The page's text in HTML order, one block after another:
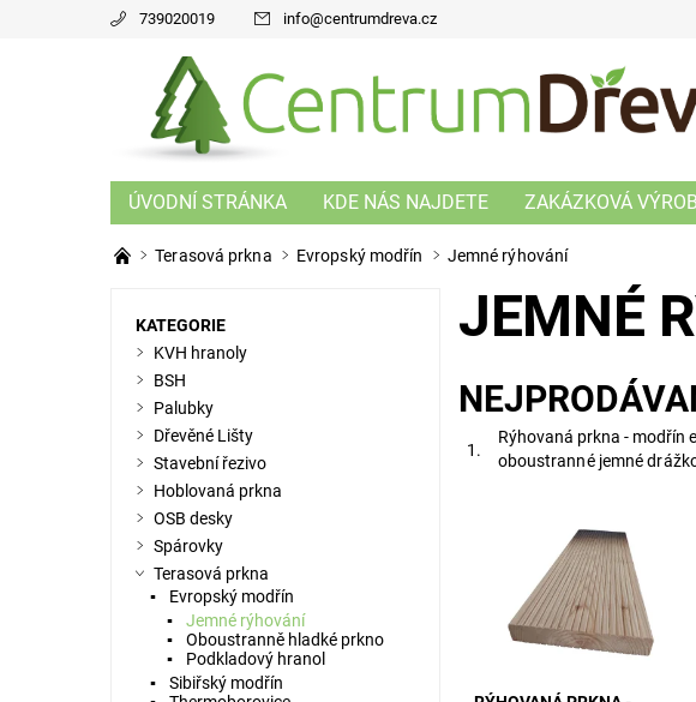
739020019 info@centrumdreva.cz
ÚVODNÍ STRÁNKA KDE NÁS NAJDETE ZAKÁZKOVÁ
Terasová prkna Evropský modřín Jemné rýhování
JEMNÉ
1.
Rýhovaná prkna - modřín
oboustranné jemné
drážkování 24x136x4000 m
v pak. 168 ks na 1 m2 terasy
= cca 7,35 bm terasových
KATEGORIE
KVH hranoly
BSH
Palubky
Dřevěné Lišty
Stavební řezivo
Hoblovaná prkna
OSB desky
Spárovky
Terasová prkna
Evropský modřín
Jemné rýhování
Oboustranně hladké prkno
Podkladový hranol
Sibiřský modřín